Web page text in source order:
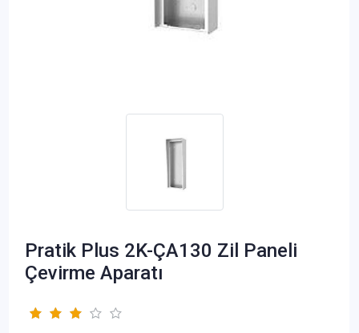
Pratik Plus 2K-ÇA130 Zil Paneli
Çevirme Aparatı